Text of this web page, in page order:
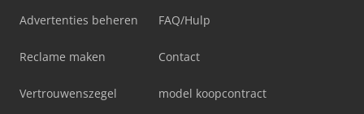
Advertenties beheren
Reclame maken
Vertrouwenszegel
FAQ/Hulp
Contact
model koopcontract